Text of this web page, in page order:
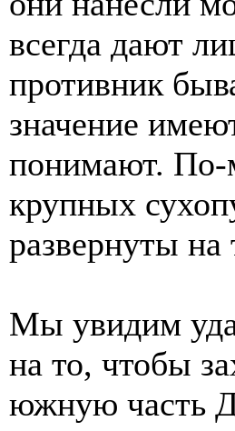
всегда дают
противник
значение
понимают. По-
крупных
развернуты на
Мы увидим
на то, чтобы
южную часть